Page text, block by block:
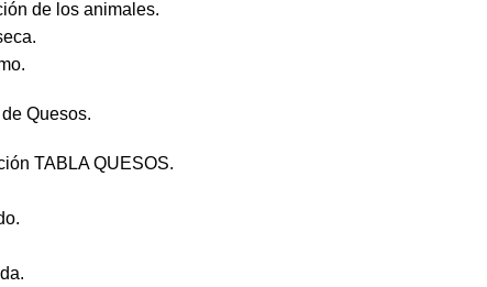
de los animales.
Quesos.
TABLA QUESOS.